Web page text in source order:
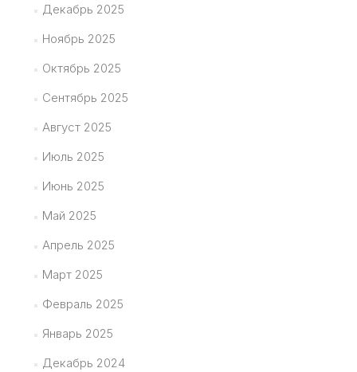
Декабрь 2025
Ноябрь 2025
Октябрь 2025
Сентябрь 2025
Август 2025
Июль 2025
Июнь 2025
Май 2025
Апрель 2025
Март 2025
Февраль 2025
Январь 2025
Декабрь 2024